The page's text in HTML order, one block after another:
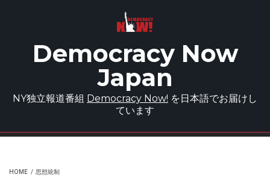
Democracy Now
Japan
NY独立報道番組 Democracy Now! を日本語でお届けし
ています
HOME / 思想統制